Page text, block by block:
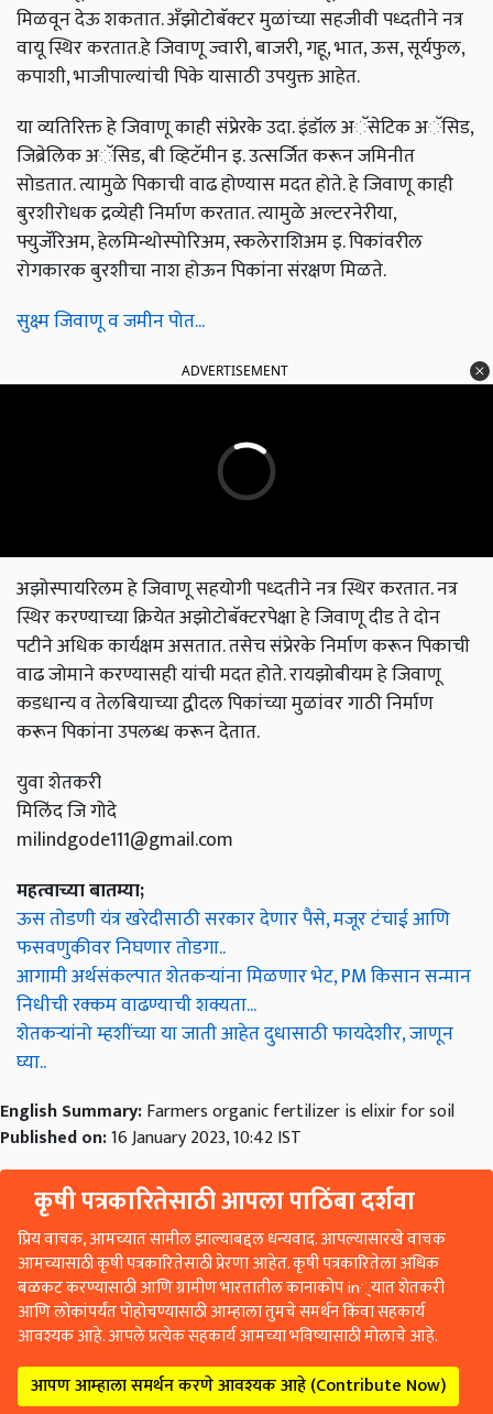
मिळवून देऊ शकतात. अँझोटोबॅक्टर मुळांच्या सहजीवी पध्दतीने नत्र
वायू स्थिर करतात.हे जिवाणू ज्वारी, बाजरी, गहू, भात, ऊस, सूर्यफुल,
कपाशी, भाजीपाल्यांची पिके यासाठी उपयुक्त आहेत.
या व्यतिरिक्त हे जिवाणू काही संप्रेरके उदा. इंडॉल अॅसेटिक अॅसिड,
जिब्रेलिक अॅसिड, बी व्हिटॅमीन इ. उत्सर्जित करून जमिनीत
सोडतात. त्यामुळे पिकाची वाढ होण्यास मदत होते. हे जिवाणू काही
बुरशीरोधक द्रव्येही निर्माण करतात. त्यामुळे अल्टरनेरीया,
फ्युजॅरिअम, हेलमिन्थोस्पोरिअम, स्कलेराशिअम इ. पिकांवरील
रोगकारक बुरशीचा नाश होऊन पिकांना संरक्षण मिळते.
सुक्ष्म जिवाणू व जमीन पोत...
ADVERTISEMENT
अझोस्पायरिलम हे जिवाणू सहयोगी पध्दतीने नत्र स्थिर करतात. नत्र
स्थिर करण्याच्या क्रियेत अझोटोबॅक्टरपेक्षा हे जिवाणू दीड ते दोन
पटीने अधिक कार्यक्षम असतात. तसेच संप्रेरके निर्माण करून पिकाची
वाढ जोमाने करण्यासही यांची मदत होते. रायझोबीयम हे जिवाणू
कडधान्य व तेलबियाच्या द्वीदल पिकांच्या मुळांवर गाठी निर्माण
करून पिकांना उपलब्ध करून देतात.
युवा शेतकरी
मिलिंद जि गोदे
milindgode111@gmail.com
महत्वाच्या बातम्या;
ऊस तोडणी यंत्र खरेदीसाठी सरकार देणार पैसे, मजूर टंचाई आणि
फसवणुकीवर निघणार तोडगा..
आगामी अर्थसंकल्पात शेतकऱ्यांना मिळणार भेट, PM किसान सन्मान
निधीची रक्कम वाढण्याची शक्यता...
शेतकऱ्यांनो म्हशींच्या या जाती आहेत दुधासाठी फायदेशीर, जाणून
घ्या..
English Summary:Farmers organic fertilizer is elixir for soil
Published on:16 January 2023, 10:42 IST
कृषी पत्रकारितेसाठी आपला पाठिंबा दर्शवा
प्रिय वाचक, आमच्यात सामील झाल्याबद्दल धन्यवाद. आपल्यासारखे वाचक
आमच्यासाठी कृषी पत्रकारितेसाठी प्रेरणा आहेत. कृषी पत्रकारितेला अधिक
बळकट करण्यासाठी आणि ग्रामीण भारतातील कानाकोप in्यात शेतकरी
आणि लोकांपर्यंत पोहोचण्यासाठी आम्हाला तुमचे समर्थन किंवा सहकार्य
आवश्यक आहे. आपले प्रत्येक सहकार्य आमच्या भविष्यासाठी मोलाचे आहे.
आपण आम्हाला समर्थन करणे आवश्यक आहे (Contribute Now)